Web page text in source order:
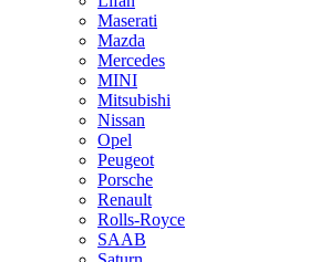
Maserati
Mazda
Mercedes
MINI
Mitsubishi
Nissan
Opel
Peugeot
Porsche
Renault
Rolls-Royce
SAAB